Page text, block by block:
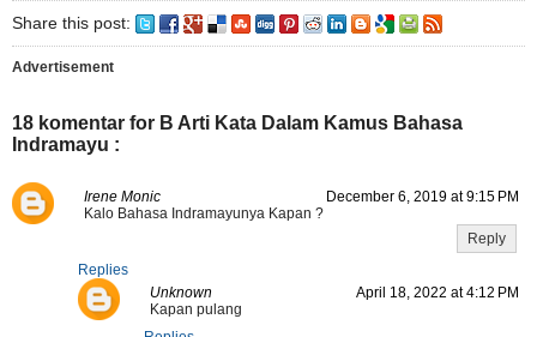
Share this post:
Advertisement
18 komentar for B Arti Kata Dalam Kamus Bahasa
Indramayu :
Irene Monic
December 6, 2019 at 9:15 PM
Kalo Bahasa Indramayunya Kapan ?
Reply
Replies
Unknown
April 18, 2022 at 4:12 PM
Kapan pulang